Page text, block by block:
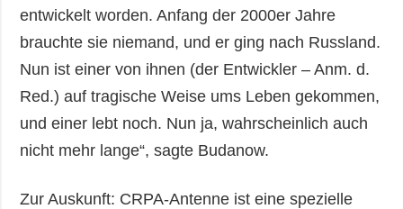
entwickelt worden. Anfang der 2000er Jahre
brauchte sie niemand, und er ging nach Russland.
Nun ist einer von ihnen (der Entwickler – Anm. d.
Red.) auf tragische Weise ums Leben gekommen,
und einer lebt noch. Nun ja, wahrscheinlich auch
nicht mehr lange“, sagte Budanow.
Zur Auskunft: CRPA-Antenne ist eine spezielle